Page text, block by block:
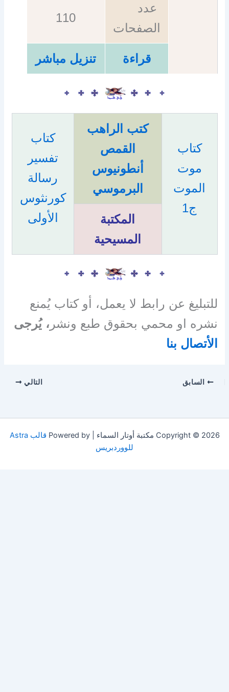
عدد
الصفحات
110
قراءة تنزيل مباشر
كتاب
موت
الموت
ج1
كتب الراهب
القمص
أنطونيوس
البرموسي
كتاب
تفسير
رسالة
كورنثوس
الأولى
المكتبة
المسيحية
للتبليغ عن رابط لا يعمل، أو كتاب يُمنع
نشره او محمي بحقوق طبع ونشر ، يُرجى
الأتصال بنا
السابق التالي
Copyright © 2026 مكتبة أوتار السماء | Powered by
قالب Astra
للووردبريس